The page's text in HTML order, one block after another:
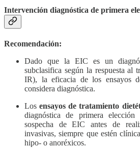
Intervención diagnóstica de primera
Recomendación:
Dado que la EIC es un
subclasifica según la respuesta al
IR), la eficacia de los ensayos
considera diagnóstica.
Losensayos de tratamiento
diagnóstica de primera
sospecha de EIC antes de
invasivas, siempre que estén
hipo- o anoréxicos.